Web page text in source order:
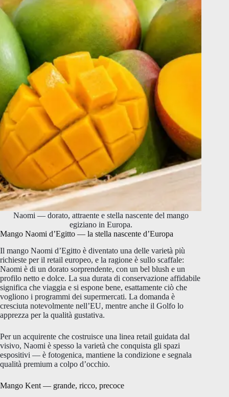
Naomi — dorato, attraente e stella nascente del mango
egiziano in Europa.
Mango Naomi d’Egitto — la stella nascente d’Europa
Il mango Naomi d’Egitto è diventato una delle varietà più
richieste per il retail europeo, e la ragione è sullo scaffale:
Naomi è di un dorato sorprendente, con un bel blush e un
profilo netto e dolce. La sua durata di conservazione affidabile
significa che viaggia e si espone bene, esattamente ciò che
vogliono i programmi dei supermercati. La domanda è
cresciuta notevolmente nell’EU, mentre anche il Golfo lo
apprezza per la qualità gustativa.
Per un acquirente che costruisce una linea retail guidata dal
visivo, Naomi è spesso la varietà che conquista gli spazi
espositivi — è fotogenica, mantiene la condizione e segnala
qualità premium a colpo d’occhio.
Mango Kent — grande, ricco, precoce